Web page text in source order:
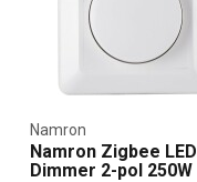
Namron Zigbee LED
Dimmer 2-pol 250W
Namron